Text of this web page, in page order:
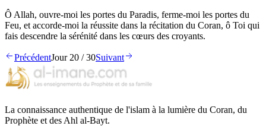
Ô Allah, ouvre-moi les portes du Paradis, ferme-moi les portes du
Feu, et accorde-moi la réussite dans la récitation du Coran, ô Toi qui
fais descendre la sérénité dans les cœurs des croyants.
PrécédentJour 20 /30Suivant
La connaissance authentique de l'islam à la lumière du Coran, du
Prophète et des Ahl al-Bayt.